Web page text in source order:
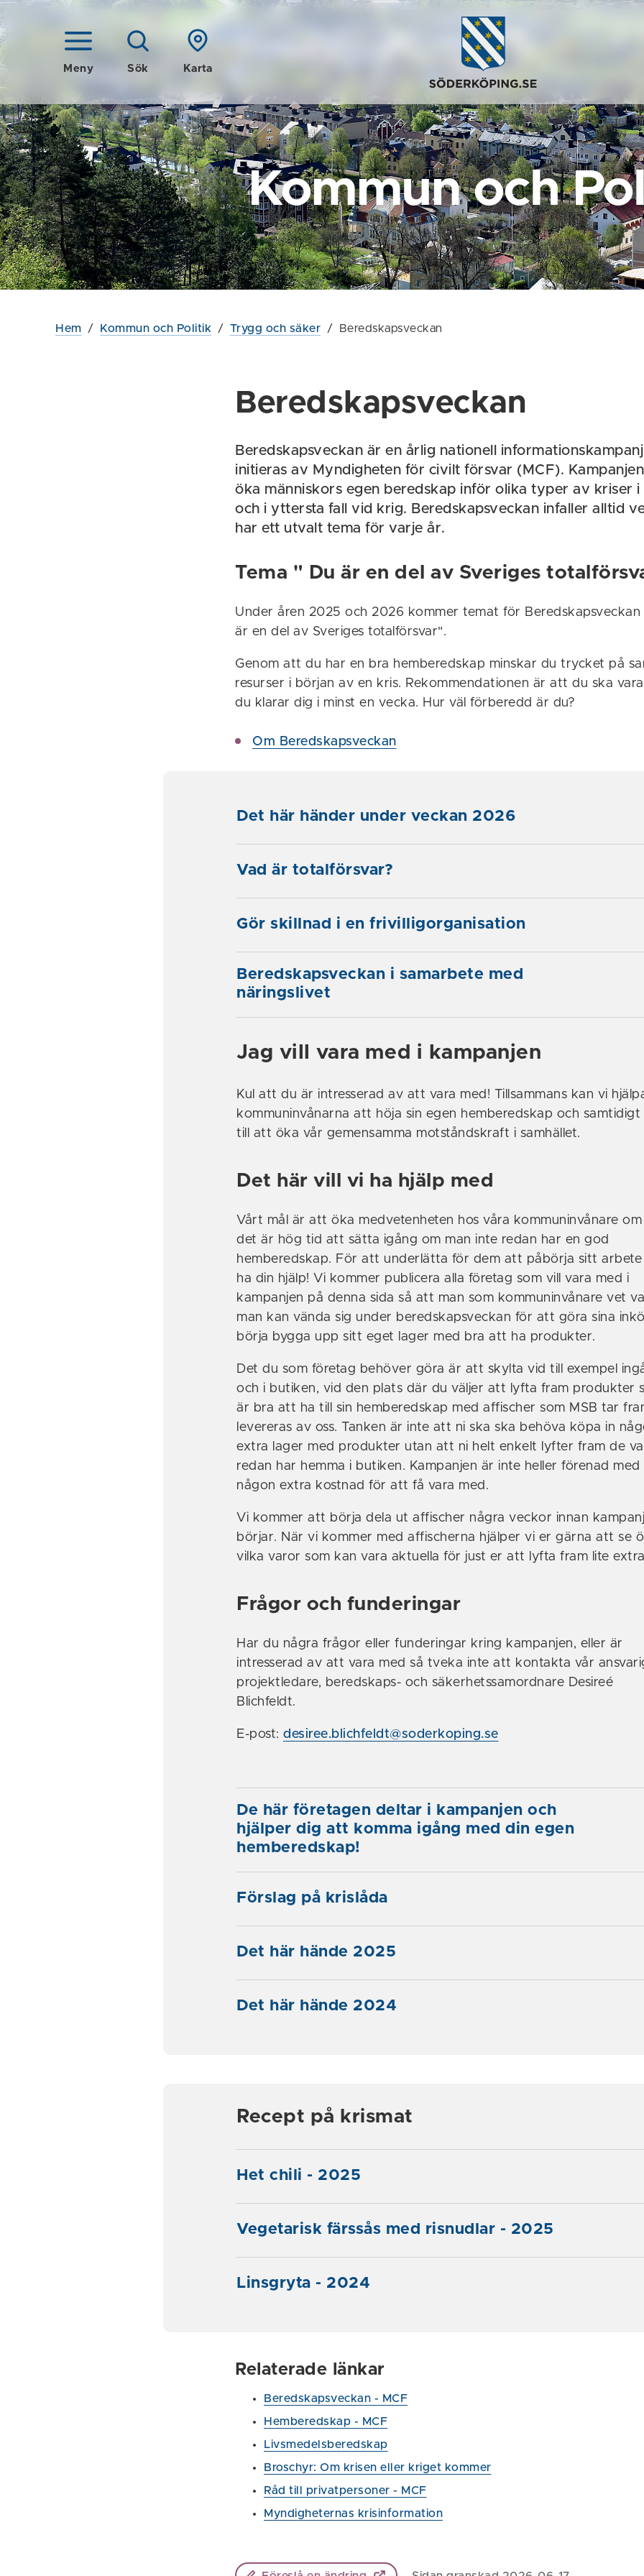
Meny Sök Karta
Kommun och
Hem / Kommun och Politik / Trygg och säker / Beredskapsveckan
Beredskapsveckan
Beredskapsveckan är en årlig nationell
initieras av Myndigheten för civilt försvar (MCF).
öka människors egen beredskap inför olika typer av kriser i
och i yttersta fall vid krig. Beredskapsveckan infaller alltid
har ett utvalt tema för varje år.
Tema " Du är en del av Sveriges
Under åren 2025 och 2026 kommer temat för
är en del av Sveriges totalförsvar".
Genom att du har en bra hemberedskap minskar du trycket på
resurser i början av en kris. Rekommendationen är att du ska
du klarar dig i minst en vecka. Hur väl förberedd är du?
Om Beredskapsveckan
Det här händer under veckan 2026
Vad är totalförsvar?
Gör skillnad i en frivilligorganisation
Beredskapsveckan i samarbete med
näringslivet
Jag vill vara med i kampanjen
Kul att du är intresserad av att vara med! Tillsammans kan vi
kommuninvånarna att höja sin egen hemberedskap och samtidigt
till att öka vår gemensamma motståndskraft i samhället.
Det här vill vi ha hjälp med
Vårt mål är att öka medvetenheten hos våra kommuninvånare
det är hög tid att sätta igång om man inte redan har en god
hemberedskap. För att underlätta för dem att påbörja sitt arbete
ha din hjälp! Vi kommer publicera alla företag som vill vara med i
kampanjen på denna sida så att man som kommuninvånare vet
man kan vända sig under beredskapsveckan för att göra sina
börja bygga upp sitt eget lager med bra att ha produkter.
Det du som företag behöver göra är att skylta vid till exempel
och i butiken, vid den plats där du väljer att lyfta fram produkter
är bra att ha till sin hemberedskap med affischer som MSB tar
levereras av oss. Tanken är inte att ni ska ska behöva köpa in
extra lager med produkter utan att ni helt enkelt lyfter fram de
redan har hemma i butiken. Kampanjen är inte heller förenad med
någon extra kostnad för att få vara med.
Vi kommer att börja dela ut affischer några veckor innan
börjar. När vi kommer med affischerna hjälper vi er gärna att se
vilka varor som kan vara aktuella för just er att lyfta fram lite
Frågor och funderingar
Har du några frågor eller funderingar kring kampanjen, eller är
intresserad av att vara med så tveka inte att kontakta vår
projektledare, beredskaps- och säkerhetssamordnare Desireé
Blichfeldt.
E-post: desiree.blichfeldt@soderkoping.se
De här företagen deltar i kampanjen och
hjälper dig att komma igång med din egen
hemberedskap!
Förslag på krislåda
Det här hände 2025
Det här hände 2024
Recept på krismat
Het chili - 2025
Vegetarisk färssås med risnudlar - 2025
Linsgryta - 2024
Relaterade länkar
Beredskapsveckan - MCF
Hemberedskap - MCF
Livsmedelsberedskap
Broschyr: Om krisen eller kriget kommer
Råd till privatpersoner - MCF
Myndigheternas krisinformation